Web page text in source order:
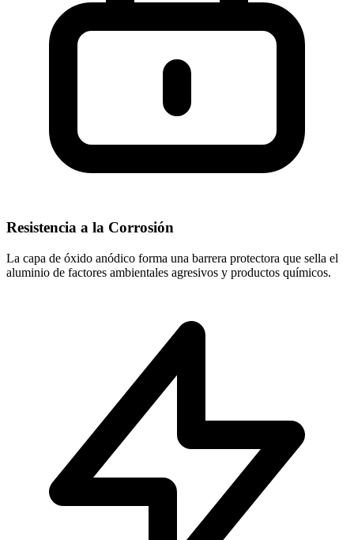
Resistencia a la Corrosión
La capa de óxido anódico forma una barrera protectora que sella el
aluminio de factores ambientales agresivos y productos químicos.